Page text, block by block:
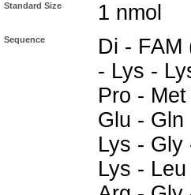
Standard Size 1 nmol
Sequence
Di - FAM
- Lys -
Pro -
Glu - Gln
Lys - Gly
Lys -